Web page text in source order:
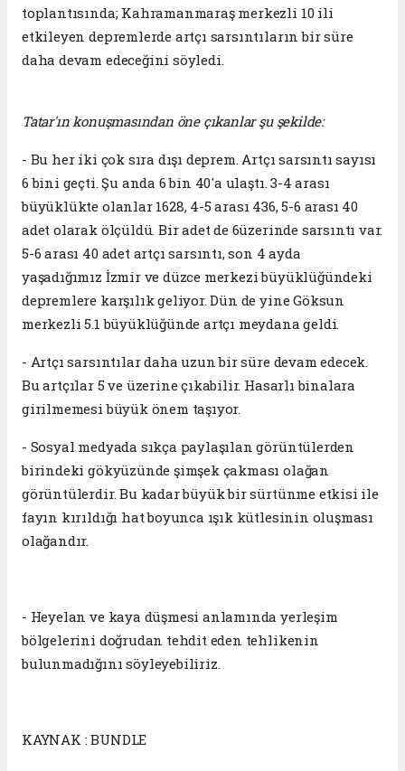
toplantısında; Kahramanmaraş merkezli 10 ili
etkileyen depremlerde artçı sarsıntıların bir süre
daha devam edeceğini söyledi.
Tatar'ın konuşmasından öne çıkanlar şu şekilde:
- Bu her iki çok sıra dışı deprem. Artçı sarsıntı sayısı
6 bini geçti. Şu anda 6 bin 40'a ulaştı. 3-4 arası
büyüklükte olanlar 1628, 4-5 arası 436, 5-6 arası 40
adet olarak ölçüldü. Bir adet de 6üzerinde sarsıntı var.
5-6 arası 40 adet artçı sarsıntı, son 4 ayda
yaşadığımız İzmir ve düzce merkezi büyüklüğündeki
depremlere karşılık geliyor. Dün de yine Göksun
merkezli 5.1 büyüklüğünde artçı meydana geldi.
- Artçı sarsıntılar daha uzun bir süre devam edecek.
Bu artçılar 5 ve üzerine çıkabilir. Hasarlı binalara
girilmemesi büyük önem taşıyor.
- Sosyal medyada sıkça paylaşılan görüntülerden
birindeki gökyüzünde şimşek çakması olağan
görüntülerdir. Bu kadar büyük bir sürtünme etkisi ile
fayın kırıldığı hat boyunca ışık kütlesinin oluşması
olağandır.
- Heyelan ve kaya düşmesi anlamında yerleşim
bölgelerini doğrudan tehdit eden tehlikenin
bulunmadığını söyleyebiliriz.
KAYNAK : BUNDLE